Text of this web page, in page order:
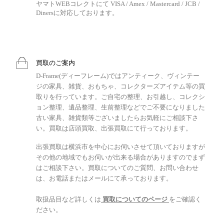
ヤマトWEBコレクトにて VISA / Amex / Mastercard / JCB /
Dinersに対応しております。
買取のご案内
D-Frame(ディーフレーム)ではアンティーク、ヴィンテー
ジの家具、雑貨、おもちゃ、コレクターズアイテム等の買
取りを行っています。ご自宅の整理、お引越し、コレクシ
ョン整理、遺品整理、生前整理などでご不要になりました
古い家具、雑貨類等ございましたらお気軽にご相談下さ
い。買取は店頭買取、出張買取にて行っております。
出張買取は横浜市を中心にお伺いさせて頂いておりますが
その他の地域でもお伺いが出来る場合がありますのでまず
はご相談下さい。買取についてのご質問、お問い合わせ
は、お電話またはメールにて承っております。
取扱品目など詳しくは 買取についてのページ をご確認く
ださい。